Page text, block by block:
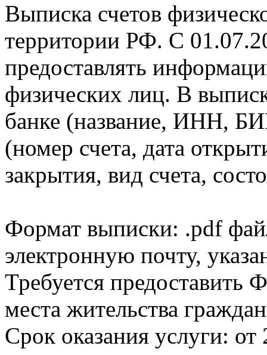
Выписка счетов
территории РФ. С
предоставлять
физических лиц. В
банке (название, ИНН,
(номер счета, дата
закрытия, вид счета,
Формат выписки: .pdf
электронную почту,
Требуется
места жительства
Срок оказания услуги: от